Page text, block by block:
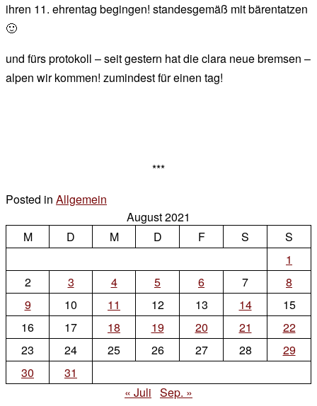
ihren 11. ehrentag begingen! standesgemäß mit bärentatzen
🙂
und fürs protokoll – seit gestern hat die clara neue bremsen –
alpen wir kommen! zumindest für einen tag!
***
Posted in Allgemein
hebbie
August 2021
M
D M D F S
S
1
2
3 4 5 6 7
8
9
10 11 12 13 14
15
16
17 18 19 20 21
22
23
24 25 26 27 28
29
30
31
« Juli Sep. »